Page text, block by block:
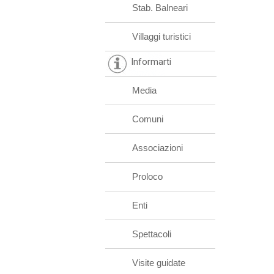
Stab. Balneari
Villaggi turistici
Informarti
Media
Comuni
Associazioni
Proloco
Enti
Spettacoli
Visite guidate